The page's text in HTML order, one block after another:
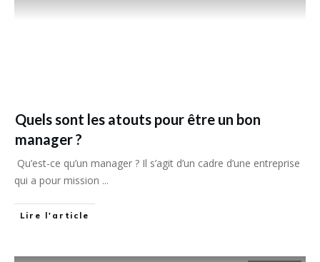
Quels sont les atouts pour être un bon
manager ?
Qu’est-ce qu’un manager ? Il s’agit d’un cadre d’une entreprise
qui a pour mission ...
Lire l'article